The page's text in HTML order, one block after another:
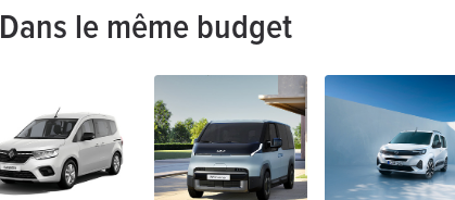
Dans le même budget